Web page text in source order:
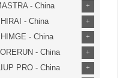
- China +
- China +
- China +
- China +
PRO - China +